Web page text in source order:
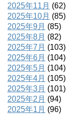
2025年11月 (62)
2025年10月 (85)
2025年9月 (85)
2025年8月 (82)
2025年7月 (103)
2025年6月 (104)
2025年5月 (104)
2025年4月 (105)
2025年3月 (101)
2025年2月 (94)
2025年1月 (96)